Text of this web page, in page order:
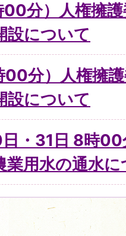
00分）人権擁
設について
00分）人権擁
設について
・31日 8時
業用水の通水